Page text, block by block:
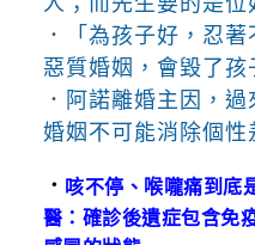
．
「為孩子好，忍
惡質婚姻，會毀了孩
． 阿諾離婚主因，過
婚姻不可能消除個性
． 咳不停、喉嚨痛到底
醫：確診後遺症包含免